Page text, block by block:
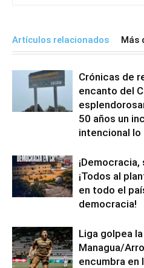
Artículos relacionados Más
Crónicas de
encanto del
50 años un
intencional lo
¡Todos al
en todo el
democracia!
Liga golpea
Managua/
encumbra en